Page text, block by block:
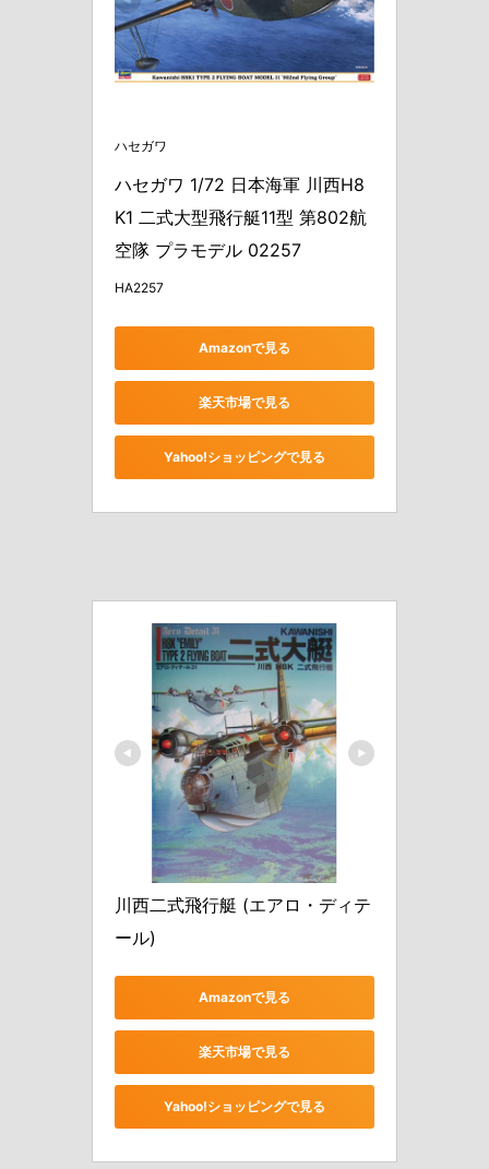
ハセガワ
ハセガワ 1/72 日本海軍 川西H8
K1 二式大型飛行艇11型 第802航
空隊 プラモデル 02257
HA2257
Amazonで見る
楽天市場で見る
Yahoo!ショッピングで見る
川西二式飛行艇 (エアロ・ディテ
ール)
Amazonで見る
楽天市場で見る
Yahoo!ショッピングで見る